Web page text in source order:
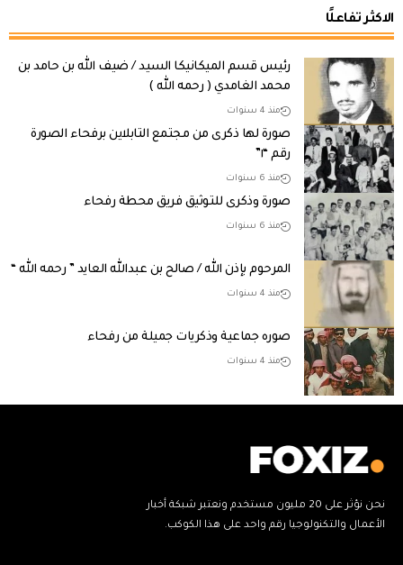
الاكثر تفاعلًا
رئيس قسم الميكانيكا السيد / ضيف الله بن حامد بن
محمد الغامدي ( رحمه الله )
منذ 4 سنوات
صورة لها ذكرى من مجتمع التابلاين برفحاء الصورة
رقم “١”
منذ 6 سنوات
صورة وذكرى للتوثيق فريق محطة رفحاء
منذ 6 سنوات
المرحوم بإذن الله / صالح بن عبدالله العايد ” رحمه الله “
منذ 4 سنوات
صوره جماعية وذكريات جميلة من رفحاء
منذ 4 سنوات
نحن نؤثر على 20 مليون مستخدم ونعتبر شبكة أخبار
الأعمال والتكنولوجيا رقم واحد على هذا الكوكب.